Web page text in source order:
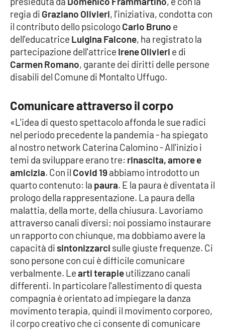
Società
Sport
RUBRICHE
Parchi Marini Calabria
Leggendo Alvaro insieme
Imprese Di Calabria
Le perfidie di Antonella Grippo
Venti di comunicazione
STREAMING
LaC TV
LaC Network
regia di Graziano Olivieri, l'iniziativa, condotta con
il contributo dello psicologoCarlo Bruno e
dell'educatrice Luigina Falcone, ha registrato la
partecipazione dell'attrice Irene Olivieri e di
Carmen Romano, garante dei diritti delle persone
disabili del Comune di Montalto Uffugo.
Comunicare attraverso il corpo
«L'idea di questo spettacolo affonda le sue radici
nel periodo precedente la pandemia - ha spiegato
al nostro network Caterina Calomino - All'inizio i
temi da sviluppare erano tre: rinascita, amore e
amicizia. Con il Covid 19 abbiamo introdotto un
quarto contenuto: la paura. E la paura è diventata il
prologo della rappresentazione. La paura della
malattia, della morte, della chiusura. Lavoriamo
attraverso canali diversi; noi possiamo instaurare
un rapporto con chiunque, ma dobbiamo avere la
capacità disintonizzarci sulle giuste frequenze. Ci
sono persone con cui è difficile comunicare
verbalmente. Learti terapieutilizzano canali
differenti. In particolare l'allestimento di questa
compagnia è orientato ad impiegare la danza
movimento terapia, quindi il movimento corporeo,
il corpo creativo che ci consente di comunicare